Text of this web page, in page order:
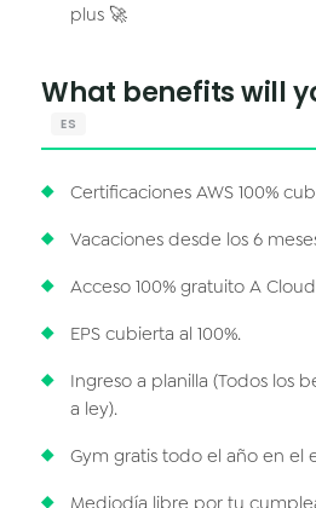
plus 🚀
What benefits will
ES
Certificaciones AWS 100%
Vacaciones desde los 6
Acceso 100% gratuito A
EPS cubierta al 100%.
Ingreso a planilla (Todos los
a ley).
Gym gratis todo el año en el
Mediodía libre por tu